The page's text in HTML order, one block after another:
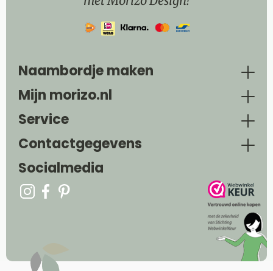
Naambordje maken
Mijn morizo.nl
Service
Contactgegevens
Socialmedia